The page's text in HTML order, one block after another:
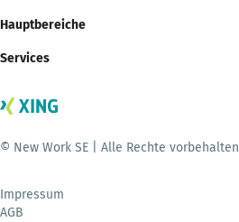
Hauptbereiche
Services
© New Work SE | Alle Rechte vorbehalten
Impressum
AGB